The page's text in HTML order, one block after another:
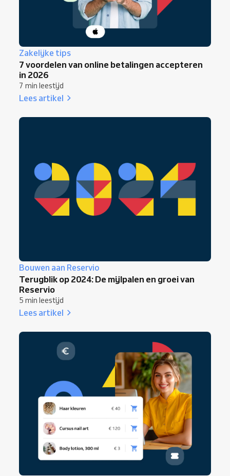
Zakelijke tips
7 voordelen van online betalingen accepteren
in 2026
7 min leestijd
Lees artikel
Bouwen aan Reservio
Terugblik op 2024: De mijlpalen en groei van
Reservio
5 min leestijd
Lees artikel